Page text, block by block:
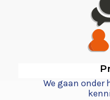
We gaan onder